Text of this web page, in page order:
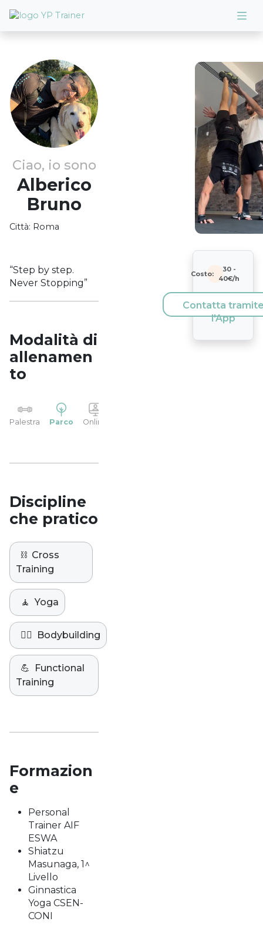
Ciao, io sono
Alberico
Bruno
Città: Roma
“Step by step.
Never Stopping”
Modalità di
allenamen
to
Palestra Parco Online
Discipline
che pratico
⛓️ Cross
Training
🧘 Yoga
🏋️‍♀️ Bodybuilding
💪
Functional
Training
Formazion
e
Personal
Trainer AIF
ESWA
Shiatzu
Masunaga, 1^
Livello
Ginnastica
Yoga CSEN-
CONI
Costo:
30-
40€/h
Contatta
l'App